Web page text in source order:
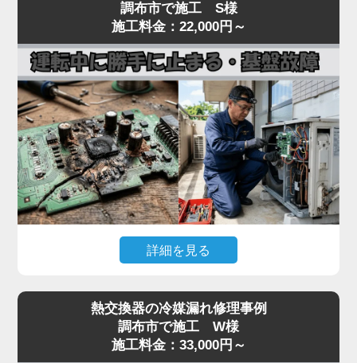
冷房・暖房の効きが急に悪くなったと感じたら、お
早めにご相談ください。
障、本体の電源基板の故障、内部ヒューズの切断ま
で、原因が幅広いトラブルです。
見た目では原因の切り分けが困難で、無理に何度も
電源を入れ直すと、生きていた他の基板まで巻き込
んで故障が拡大するリスクがあります。
「家電の達人」では、テスターで本体への入力電
圧、電源基板の出力電圧、受光基板の出力信号を順
番に切り分けて点検。リモコン故障なら互換リモコ
ンの取り寄せ、本体側なら電源基板・受光基板の交
換に対応します。
突然停止して動かない症状は基板系トラブルが大半
なので、まずはお早めに点検をご依頼ください。夏
調布市で施工 S様
施工料金：22,000円～
詳細を見る
は入るが数分で停止する」「特定のエラーコード
（E1・F1・H1など）が出て動かない」といった症
状は、室内機または室外機の制御基板の故障が原因
熱交換器の冷媒漏れ修理事例
調布市で施工 W様
施工料金：33,000円～